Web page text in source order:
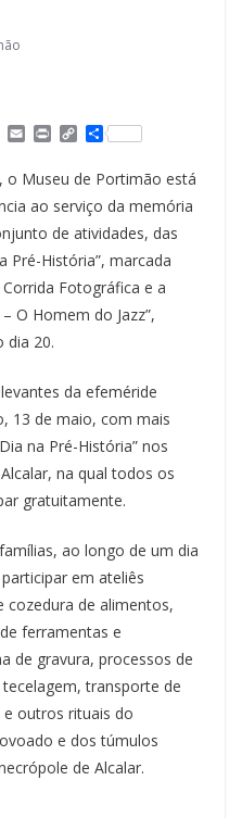
T
e
e
g
r
a
m
E
m
a
i
P
n
t
C
o
p
y
L
i
n
k
S
h
r
e
Museu de Portimão está
ao serviço da memória
de atividades, das
Pré-História”, marcada
Fotográfica e a
O Homem do Jazz”,
dia 20.
da efeméride
13 de maio, com mais
na Pré-História” nos
na qual todos os
gratuitamente.
ao longo de um dia
em ateliês
cozedura de alimentos,
ferramentas e
de gravura, processos de
transporte de
outros rituais do
e dos túmulos
de Alcalar.